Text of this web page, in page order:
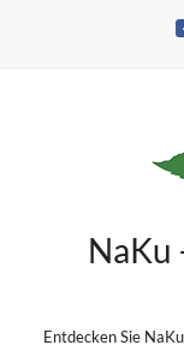
NaKu
Entdecken Sie